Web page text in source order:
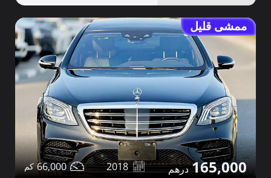
ممشى قليل
165,000
2018
66,000